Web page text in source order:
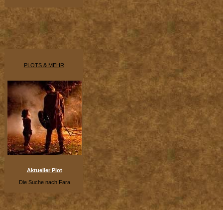
PLOTS & MEHR
Aktueller Plot
Die Suche nach Fara